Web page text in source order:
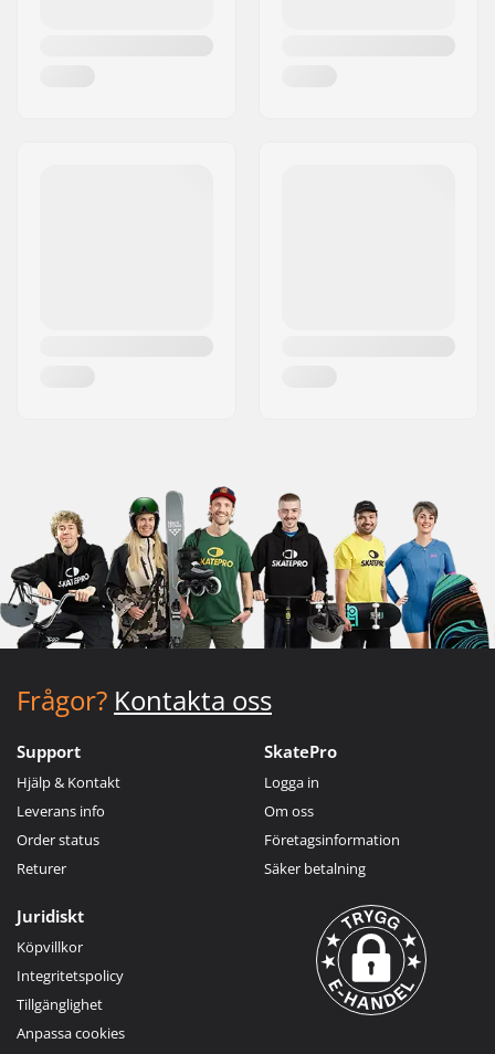
Frågor? Kontakta oss
Support
Hjälp & Kontakt
Leverans info
Order status
Returer
SkatePro
Logga in
Om oss
Företagsinformation
Säker betalning
Juridiskt
Köpvillkor
Integritetspolicy
Tillgänglighet
Anpassa cookies